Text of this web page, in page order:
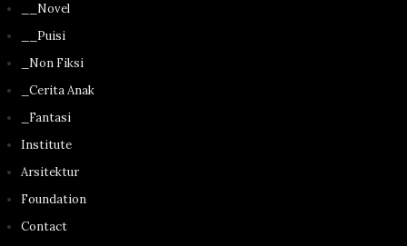
__Novel
__Puisi
_Non Fiksi
_Cerita Anak
_Fantasi
Institute
Arsitektur
Foundation
Contact